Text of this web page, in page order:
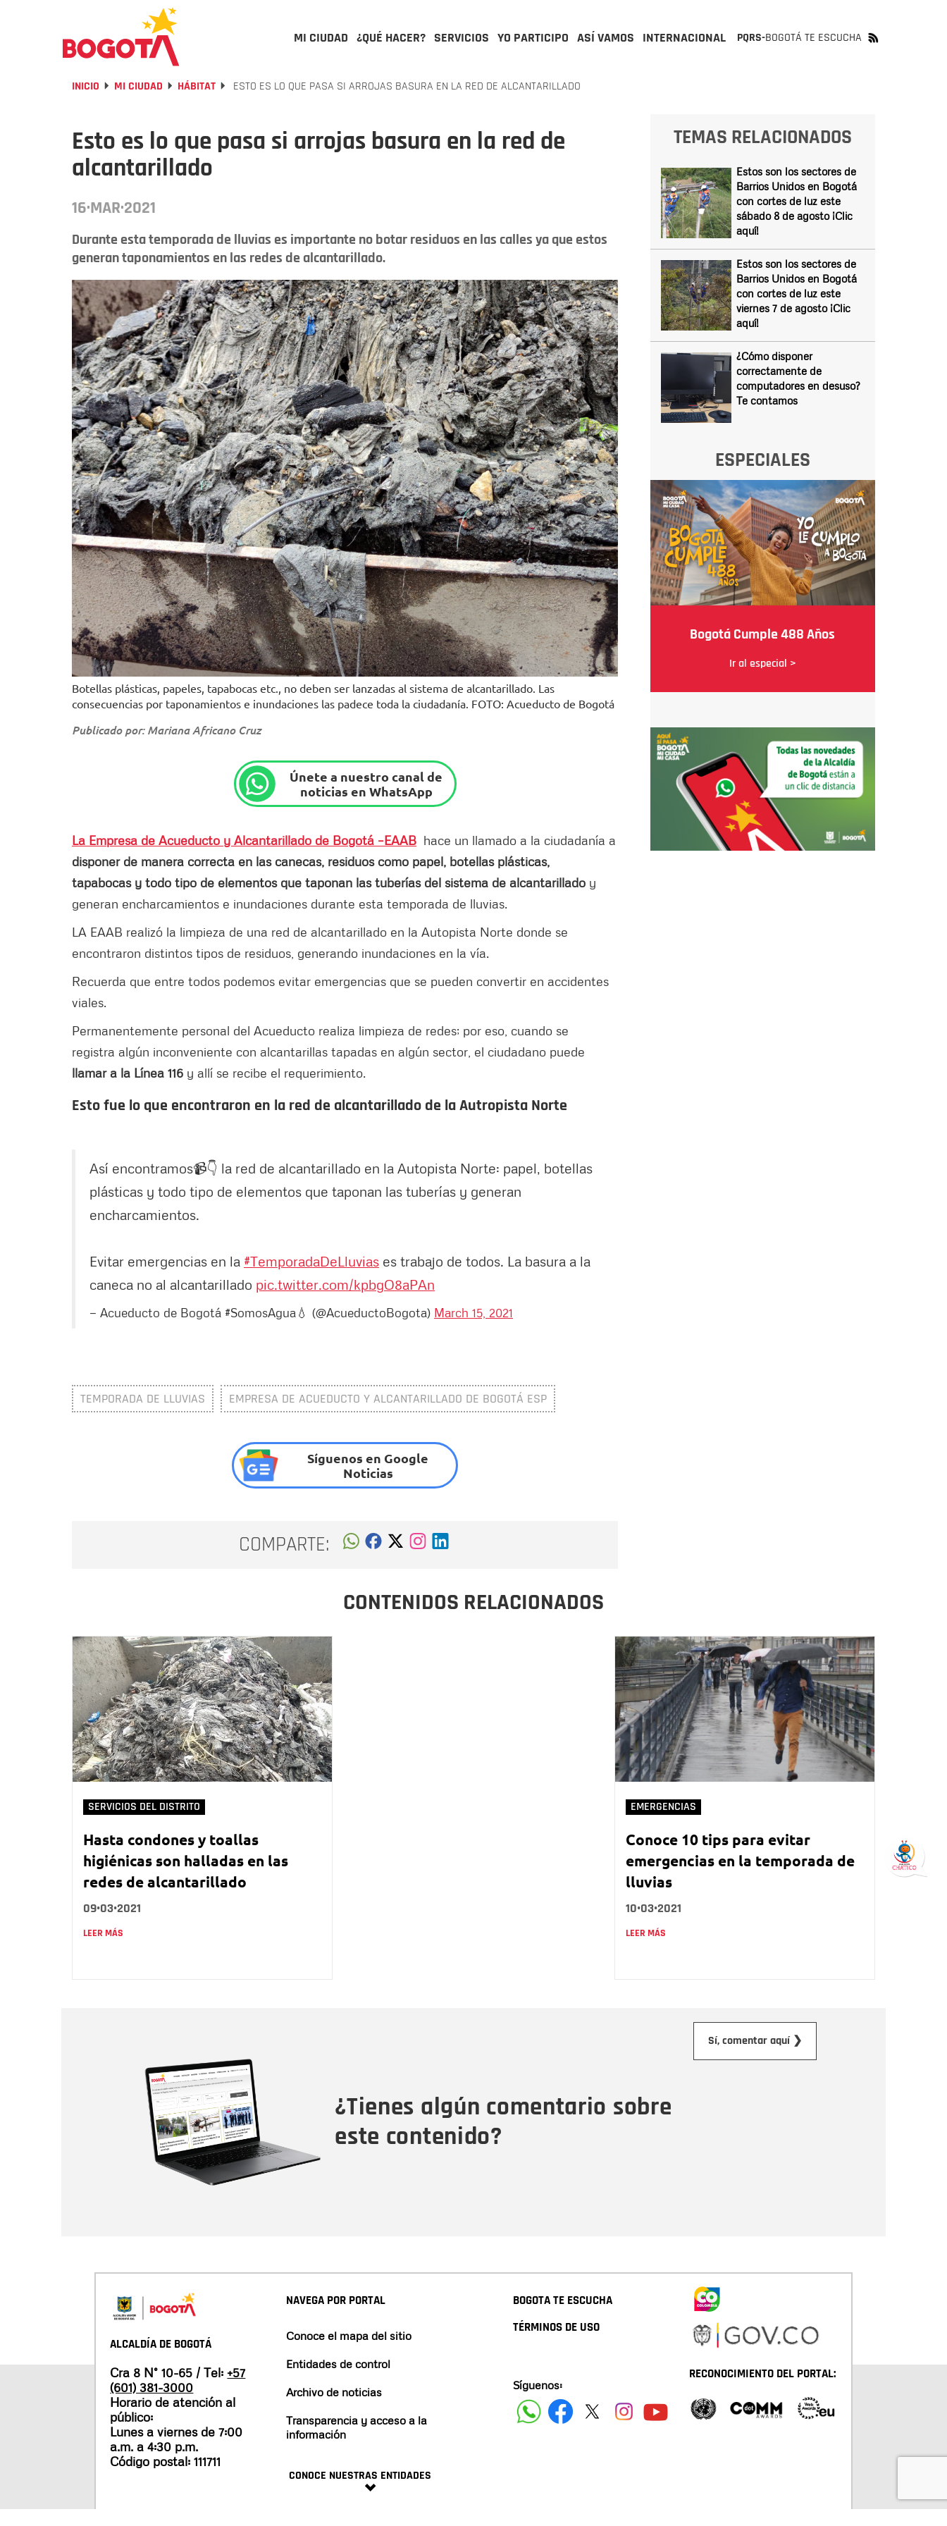
MI CIUDAD ¿QUÉ HACER? SERVICIOS YO PARTICIPO ASÍ VAMOS INTERNACIONAL PQRS-BOGOTÁ TE ESCUCHA
INICIO MI CIUDAD HÁBITAT ESTO ES LO QUE PASA SI ARROJAS BASURA EN LA RED DE ALCANTARILLADO
Esto es lo que pasa si arrojas basura en la red de
alcantarillado
16·MAR·2021
Durante esta temporada de lluvias es importante no botar residuos en las calles ya que estos
generan taponamientos en las redes de alcantarillado.
Botellas plásticas, papeles, tapabocas etc., no deben ser lanzadas al sistema de alcantarillado. Las
consecuencias por taponamientos e inundaciones las padece toda la ciudadanía. FOTO: Acueducto de Bogotá
Publicado por: Mariana Africano Cruz
Únete a nuestro canal de
noticias en WhatsApp
La Empresa de Acueducto y Alcantarillado de Bogotá –EAAB hace un llamado a la ciudadanía a
disponer de manera correcta en las canecas, residuos como papel, botellas plásticas,
tapabocas y todo tipo de elementos que taponan las tuberías del sistema de alcantarillado y
generan encharcamientos e inundaciones durante esta temporada de lluvias.
LA EAAB realizó la limpieza de una red de alcantarillado en la Autopista Norte donde se
encontraron distintos tipos de residuos, generando inundaciones en la vía.
Recuerda que entre todos podemos evitar emergencias que se pueden convertir en accidentes
viales.
Permanentemente personal del Acueducto realiza limpieza de redes; por eso, cuando se
registra algún inconveniente con alcantarillas tapadas en algún sector, el ciudadano puede
llamar a la Línea 116 y allí se recibe el requerimiento.
Esto fue lo que encontraron en la red de alcantarillado de la Autropista Norte
Así encontramos📹👇 la red de alcantarillado en la Autopista Norte: papel, botellas
plásticas y todo tipo de elementos que taponan las tuberías y generan
encharcamientos.
Evitar emergencias en la #TemporadaDeLluvias es trabajo de todos. La basura a la
caneca no al alcantarillado pic.twitter.com/kpbgO8aPAn
— Acueducto de Bogotá #SomosAgua💧 (@AcueductoBogota) March 15, 2021
TEMPORADA DE LLUVIAS EMPRESA DE ACUEDUCTO Y ALCANTARILLADO DE BOGOTÁ ESP
Síguenos en Google
Noticias
COMPARTE:
TEMAS RELACIONADOS
Estos son los sectores de
Barrios Unidos en Bogotá
con cortes de luz este
sábado 8 de agosto ¡Clic
aquí!
Estos son los sectores de
Barrios Unidos en Bogotá
con cortes de luz este
viernes 7 de agosto ¡Clic
aquí!
¿Cómo disponer
correctamente de
computadores en desuso?
Te contamos
ESPECIALES
Bogotá Cumple 488 Años
Ir al especial >
CONTENIDOS RELACIONADOS
SERVICIOS DEL DISTRITO
Hasta condones y toallas
higiénicas son halladas en las
redes de alcantarillado
09•03•2021
LEER MÁS
EMERGENCIAS
Conoce 10 tips para evitar
emergencias en la temporada de
lluvias
10•03•2021
LEER MÁS
¿Tienes algún comentario sobre
este contenido?
Sí, comentar aquí ❯
ALCALDÍA DE BOGOTÁ
Cra 8 N° 10-65 / Tel: +57
(601) 381-3000
Horario de atención al
público:
Lunes a viernes de 7:00
a.m. a 4:30 p.m.
Código postal: 111711
NAVEGA POR PORTAL
Conoce el mapa del sitio
Entidades de control
Archivo de noticias
Transparencia y acceso a la
información
CONOCE NUESTRAS ENTIDADES
BOGOTA TE ESCUCHA
TÉRMINOS DE USO
Síguenos:
RECONOCIMIENTO DEL PORTAL: